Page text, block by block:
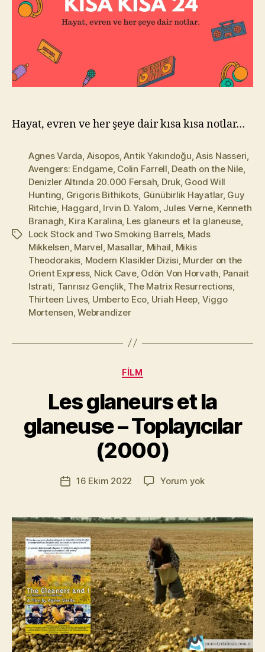
z
Hayat, evren ve her şeye dair kısa kısa notlar…
Etiketler
Agnes Varda, Aisopos,Antik Yakındoğu,Asis Nasseri,
Avengers: Endgame, Colin Farrell, Death on the Nile,
Denizler Altında 20.000 Fersah, Druk, Good Will
Hunting, Grigoris Bithikots, Günübirlik Hayatlar, Guy
Ritchie, Haggard, Irvin D. Yalom, Jules Verne, Kenneth
Branagh, Kira Karalina, Les glaneurs et la glaneuse,
Lock Stock and Two Smoking Barrels, Mads
Mikkelsen, Marvel, Masallar, Mihail, Mikis
Theodorakis, Modern Klasikler Dizisi, Murder on the
Orient Express, Nick Cave, Ödön Von Horvath, Panait
Istrati, Tanrısız Gençlik, The Matrix Resurrections,
Thirteen Lives, Umberto Eco, Uriah Heep, Viggo
Mortensen,Webrandizer
Kategoriler
FILM
Les glaneurs et la
glaneuse – Toplayıcılar
(2000)
Yazının
yazarı
z
M
u
kı
l
m
a
z
Yazı16 Ekim 2022 Yorum yokLes
la
glaneuse
–
Toplayıcılar
(2000)